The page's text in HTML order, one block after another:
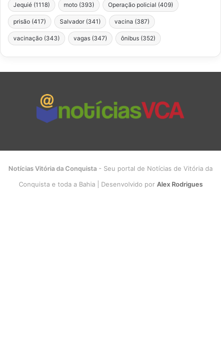
Jequié (1118) moto (393) Operação policial (409)
prisão (417) Salvador (341) vacina (387)
vacinação (343) vagas (347) ônibus (352)
Notícias Vitória da Conquista - Seu portal de Notícias de Vitória da
Conquista e toda a Bahia | Desenvolvido por Alex Rodrigues